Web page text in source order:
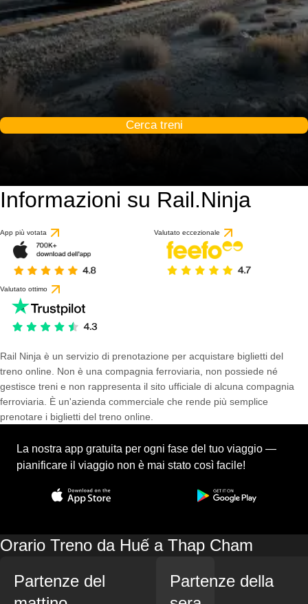
Cerca treni
Informazioni su Rail.Ninja
App più votata Valutato eccezionale
Valutato ottimo
Rail Ninja è un servizio di prenotazione per acquistare biglietti del
treno online. Non è una compagnia ferroviaria, non possiede né
gestisce treni e non rappresenta il sito ufficiale di alcuna compagnia
ferroviaria. È un'azienda commerciale che rende più semplice
prenotare i biglietti del treno online.
La nostra app gratuita per ogni fase del tuo viaggio —
pianificare il viaggio non è mai stato così facile!
Orario Treno da Huế a Thap Cham
Partenze del
Partenze della